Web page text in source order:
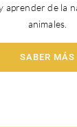
aprender de la
animales.
SABER MÁS